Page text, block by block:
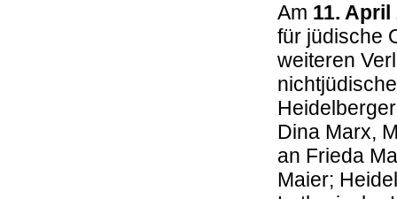
Am 11. April
für jüdische
weiteren
Dina Marx,
an Frieda
Maier;